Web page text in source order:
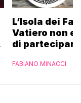
L’Isola dei
Vatiero non
di
FABIANO MINACCI